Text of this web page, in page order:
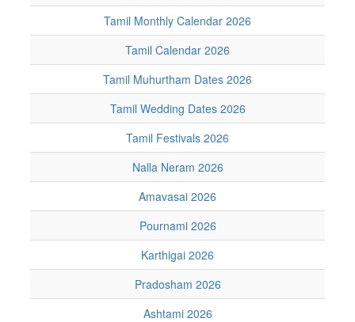
Tamil Monthly Calendar 2026
Tamil Calendar 2026
Tamil Muhurtham Dates 2026
Tamil Wedding Dates 2026
Tamil Festivals 2026
Nalla Neram 2026
Amavasai 2026
Pournami 2026
Karthigai 2026
Pradosham 2026
Ashtami 2026